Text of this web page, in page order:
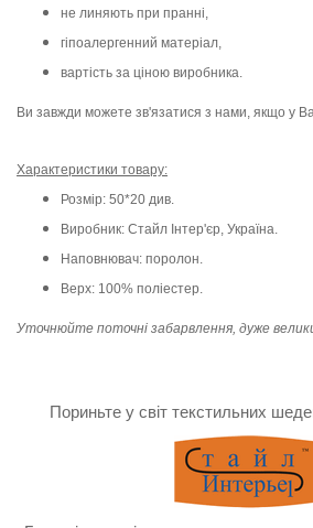
не линяють при пранні,
гіпоалергенний матеріал,
вартість за ціною виробника.
Ви завжди можете зв'язатися з нами, якщо у
Характеристики товару:
Розмір: 50*20 див.
Виробник: Стайл Інтер'єр, Україна.
Наповнювач: поролон.
Верх: 100% поліестер.
Уточнюйте поточні забарвлення, дуже
Пориньте у світ текстильних